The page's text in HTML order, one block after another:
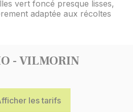
vert foncé presque lisses,
adaptée aux récoltes
- VILMORIN
les tarifs